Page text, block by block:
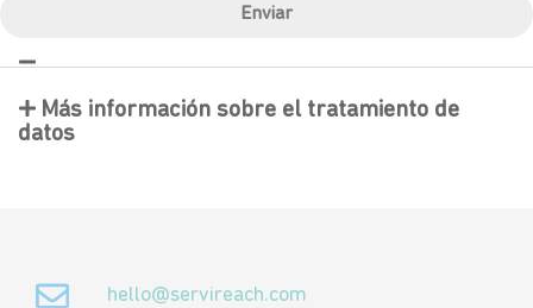
Enviar
Más información sobre el tratamiento de
datos
hello@servireach.com